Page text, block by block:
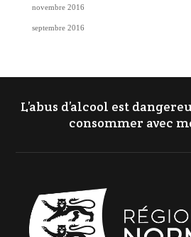
novembre 2016
septembre 2016
L’abus d’alcool est
consommer avec